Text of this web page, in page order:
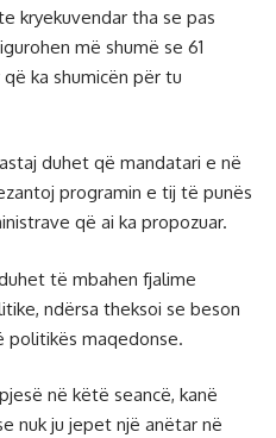
kryekuvendar tha se pas
më shumë se 61
ka shumicën për tu
duhet që mandatari e në
programin e tij të punës
që ai ka propozuar.
të mbahen fjalime
ndërsa theksoi se beson
maqedonse.
në këtë seancë, kanë
nuk ju jepet një anëtar në